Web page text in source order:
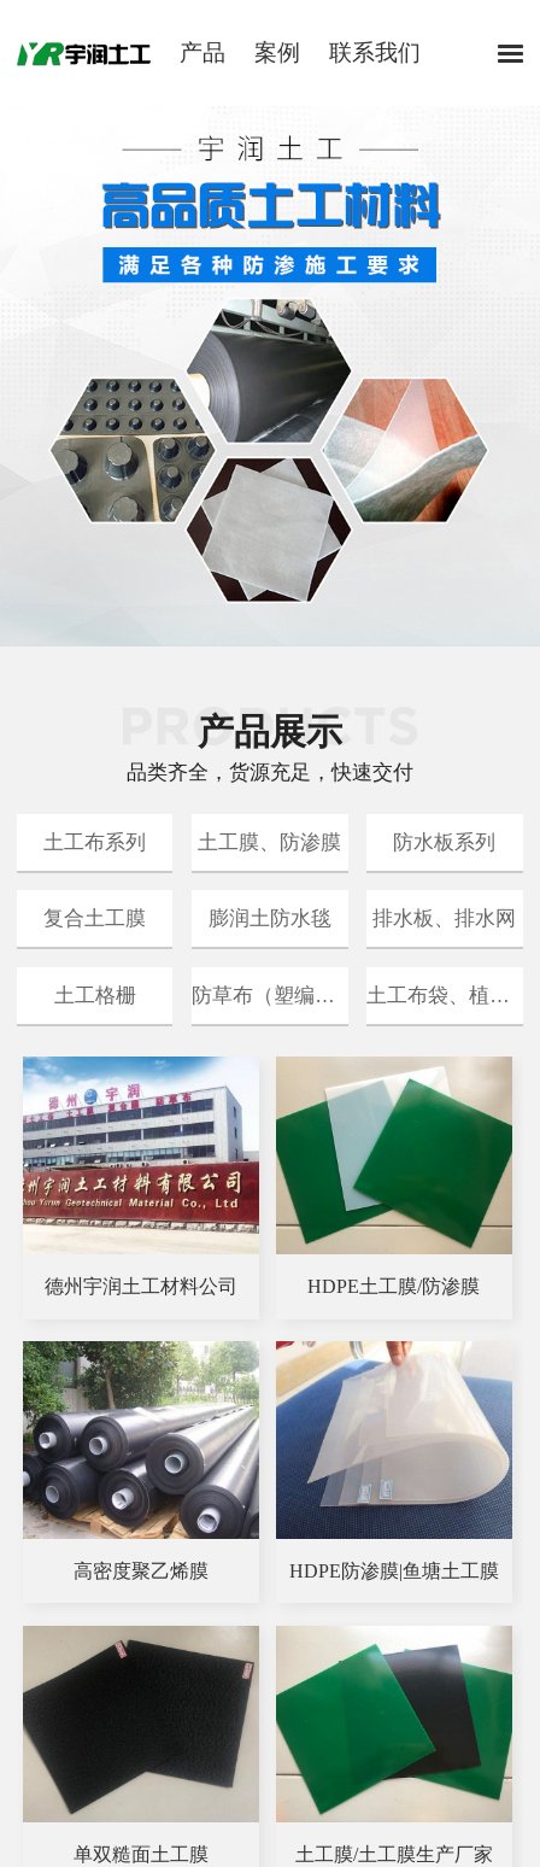
产品 案例 联系我们
产品展示
品类齐全，货源充足，快速交付
土工布系列 土工膜、防渗膜 防水板系列
复合土工膜 膨润土防水毯 排水板、排水网
土工格栅 防草布（塑编布） 土工布袋、植生袋
德州宇润土工材料公司 HDPE土工膜/防渗膜
高密度聚乙烯膜 HDPE防渗膜|鱼塘土工膜
单双糙面土工膜 土工膜/土工膜生产厂家